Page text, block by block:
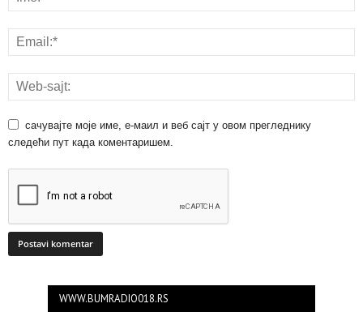
сачувајте моје име, е-маил и веб сајт у овом прегледнику
следећи пут када коментаришем.
WWW.BUMRADIO018.RS